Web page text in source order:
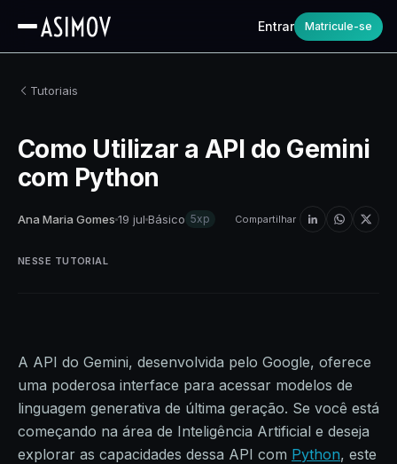
Entrar Matricule-se
Tutoriais
Como Utilizar a API do Gemini
com Python
Ana Maria Gomes 19 jul Básico 5xp Compartilhar
A API do Gemini, desenvolvida pelo Google, oferece
uma poderosa interface para acessar modelos de
linguagem generativa de última geração. Se você está
começando na área de Inteligência Artificial e deseja
explorar as capacidades dessa API com Python, este
NESSE TUTORIAL